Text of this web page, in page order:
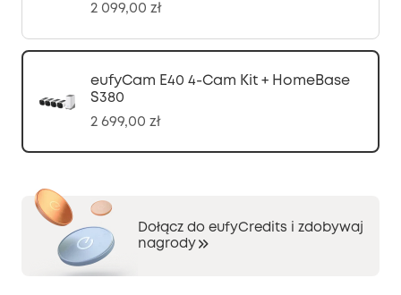
2 099,00 zł
eufyCam E40 4-Cam Kit + HomeBase
S380
2 699,00 zł
Dołącz do eufyCredits i zdobywaj
nagrody